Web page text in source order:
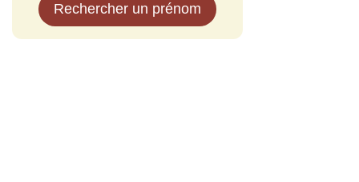
Rechercher un prénom